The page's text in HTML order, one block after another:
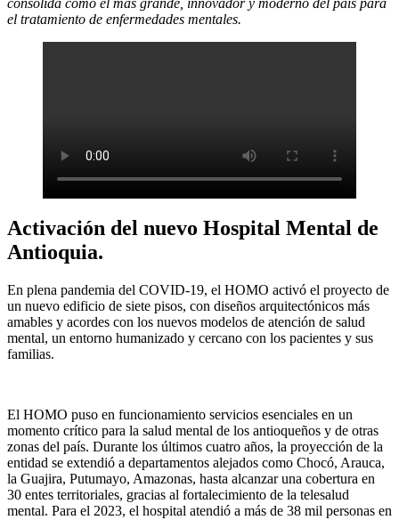
el tratamiento de enfermedades mentales.
Activación del nuevo Hospital Mental de
Antioquia.
En plena pandemia del COVID-19, el HOMO activó el proyecto de
un nuevo edificio de siete pisos, con diseños arquitectónicos más
amables y acordes con los nuevos modelos de atención de salud
mental, un entorno humanizado y cercano con los pacientes y sus
familias.
El HOMO puso en funcionamiento servicios esenciales en un
momento crítico para la salud mental de los antioqueños y de otras
zonas del país. Durante los últimos cuatro años, la proyección de la
entidad se extendió a departamentos alejados como Chocó, Arauca,
la Guajira, Putumayo, Amazonas, hasta alcanzar una cobertura en
30 entes territoriales, gracias al fortalecimiento de la telesalud
mental. Para el 2023, el hospital atendió a más de 38 mil personas en